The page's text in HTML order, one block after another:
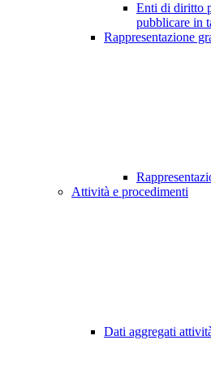
Enti di diritto
pubblicare in
Rappresentazione
Attività e procedimenti
Dati aggregati